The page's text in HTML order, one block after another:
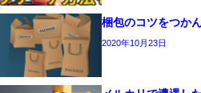
梱包のコツをつか
2020年10月23日